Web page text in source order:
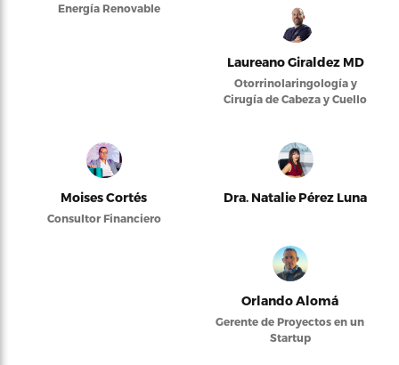
Energía Renovable
Laureano Giraldez MD
Otorrinolaringología y
Cirugía de Cabeza y Cuello
Moises Cortés
Consultor Financiero
Dra. Natalie Pérez Luna
Orlando Alomá
Gerente de Proyectos en un
Startup